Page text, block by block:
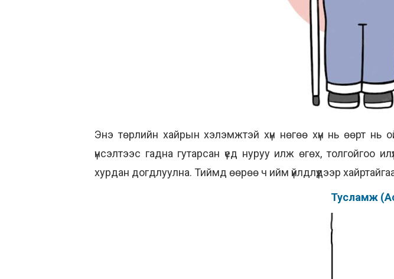
Энэ төрлийн хайрын хэлэмжтэй хүн нөгөө хүн нь өөрт нь
үнсэлтээс гадна гутарсан үед нуруу илж өгөх, толгойгоо
хурдан догдлуулна. Тиймд өөрөө ч ийм үйлдлүүдээр
Тусламж